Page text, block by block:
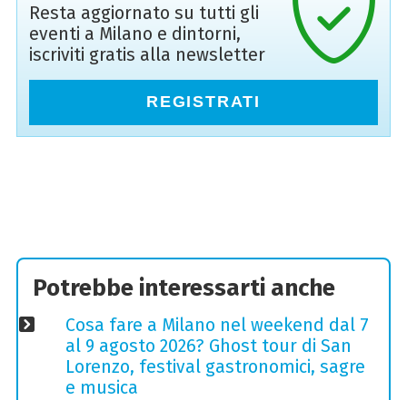
Resta aggiornato su tutti gli
eventi a Milano e dintorni,
iscriviti gratis alla newsletter
REGISTRATI
Potrebbe interessarti anche
Cosa fare a Milano nel weekend dal 7
al 9 agosto 2026? Ghost tour di San
Lorenzo, festival gastronomici, sagre
e musica